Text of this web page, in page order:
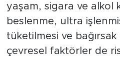
yaşam, sigara ve alkol
beslenme, ultra
tüketilmesi ve bağırsak
çevresel faktörler de